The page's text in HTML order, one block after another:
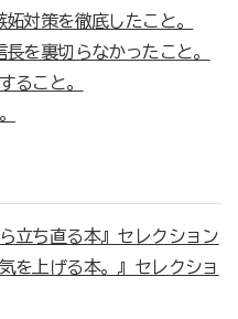
対策を徹底したこと。
を裏切らなかったこと。
ること。
立ち直る本』セレクション
を上げる本。』セレクショ